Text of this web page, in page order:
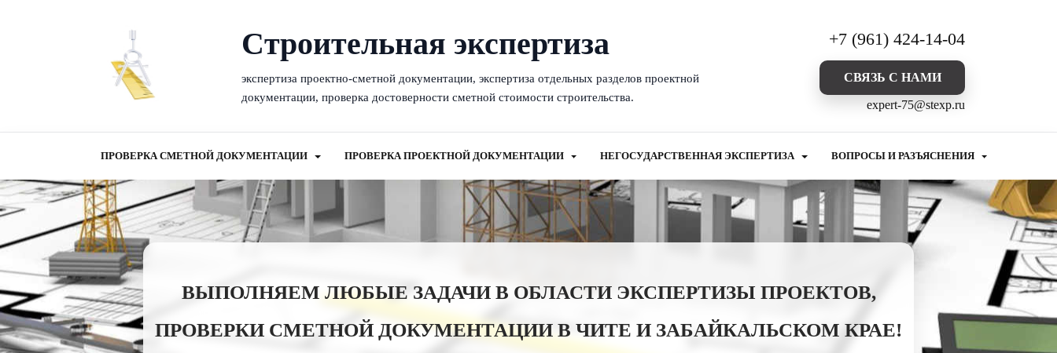
Cтроительная экспертиза
экспертиза проектно-сметной документации, экспертиза отдельных разделов проектной
документации, проверка достоверности сметной стоимости строительства.
+7 (961) 424-14-04
CВЯЗЬ С НАМИ
expert-75@stexp.ru
ПРОВЕРКА СМЕТНОЙ ДОКУМЕНТАЦИИ ПРОВЕРКА ПРОЕКТНОЙ ДОКУМЕНТАЦИИ НЕГОСУДАРСТВЕННАЯ ЭКСПЕРТИЗА ВОПРОСЫ И РАЗЪЯСНЕНИЯ
ВЫПОЛНЯЕМ ЛЮБЫЕ ЗАДАЧИ В ОБЛАСТИ ЭКСПЕРТИЗЫ ПРОЕКТОВ,
ПРОВЕРКИ СМЕТНОЙ ДОКУМЕНТАЦИИ В ЧИТЕ И ЗАБАЙКАЛЬСКОМ КРАЕ!